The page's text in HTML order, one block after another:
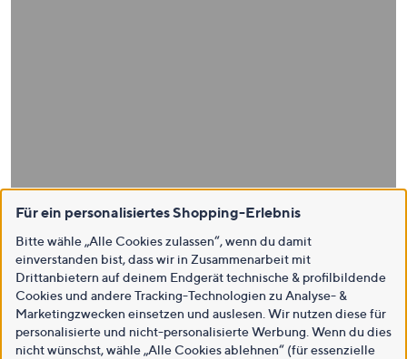
Für ein personalisiertes Shopping-Erlebnis
Bitte wähle „Alle Cookies zulassen“, wenn du damit
einverstanden bist, dass wir in Zusammenarbeit mit
Drittanbietern auf deinem Endgerät technische & profilbildende
Cookies und andere Tracking-Technologien zu Analyse- &
Marketingzwecken einsetzen und auslesen. Wir nutzen diese für
personalisierte und nicht-personalisierte Werbung. Wenn du dies
nicht wünschst, wähle „Alle Cookies ablehnen“ (für essenzielle